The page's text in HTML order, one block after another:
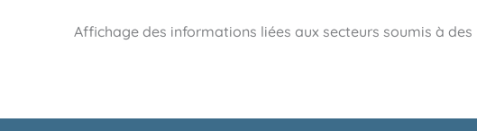
Affichage des informations liées aux secteurs soumis à